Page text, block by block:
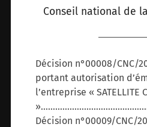
Conseil national de
Décision n°00008/CNC/
portant autorisation
l’entreprise « SATELLITE
Décision n°00009/CNC/